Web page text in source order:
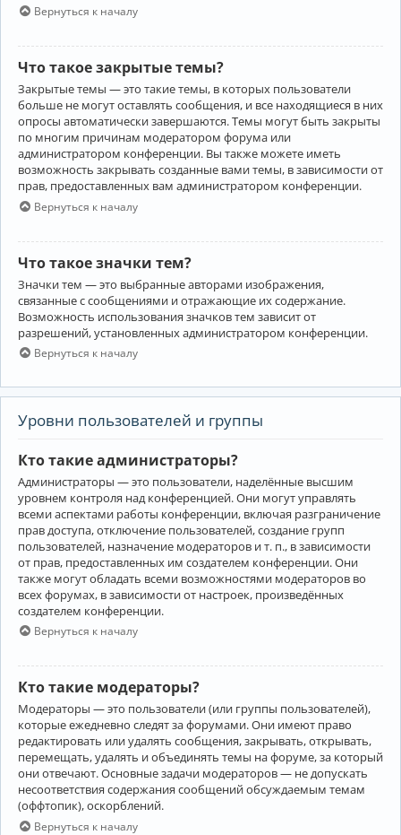
Вернуться к началу
Что такое закрытые темы?
Закрытые темы — это такие темы, в которых пользователи
больше не могут оставлять сообщения, и все находящиеся в них
опросы автоматически завершаются. Темы могут быть закрыты
по многим причинам модератором форума или
администратором конференции. Вы также можете иметь
возможность закрывать созданные вами темы, в зависимости от
прав, предоставленных вам администратором конференции.
Вернуться к началу
Что такое значки тем?
Значки тем — это выбранные авторами изображения,
связанные с сообщениями и отражающие их содержание.
Возможность использования значков тем зависит от
разрешений, установленных администратором конференции.
Вернуться к началу
Уровни пользователей и группы
Кто такие администраторы?
Администраторы — это пользователи, наделённые высшим
уровнем контроля над конференцией. Они могут управлять
всеми аспектами работы конференции, включая разграничение
прав доступа, отключение пользователей, создание групп
пользователей, назначение модераторов и т. п., в зависимости
от прав, предоставленных им создателем конференции. Они
также могут обладать всеми возможностями модераторов во
всех форумах, в зависимости от настроек, произведённых
создателем конференции.
Вернуться к началу
Кто такие модераторы?
Модераторы — это пользователи (или группы пользователей),
которые ежедневно следят за форумами. Они имеют право
редактировать или удалять сообщения, закрывать, открывать,
перемещать, удалять и объединять темы на форуме, за который
они отвечают. Основные задачи модераторов — не допускать
несоответствия содержания сообщений обсуждаемым темам
(оффтопик), оскорблений.
Вернуться к началу